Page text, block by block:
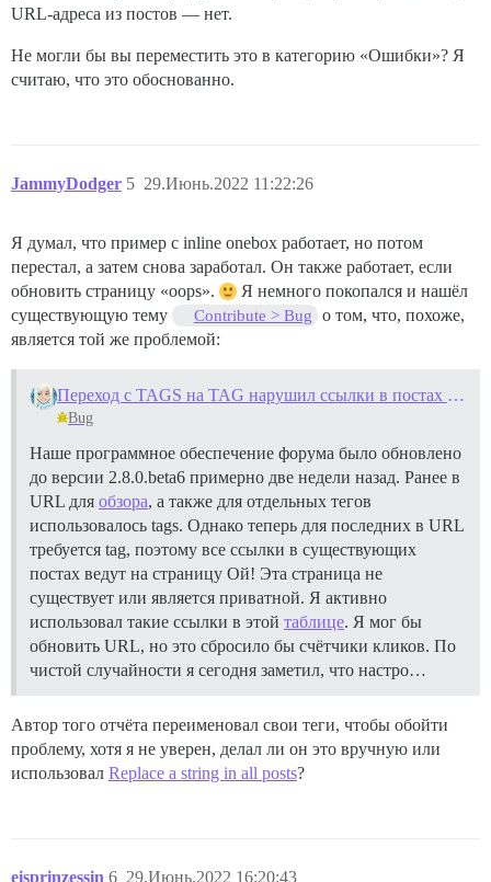
URL-адреса из постов — нет.
Не могли бы вы переместить это в категорию «Ошибки»? Я
считаю, что это обоснованно.
JammyDodger 29.Июнь.2022 11:22:26
5
Я думал, что пример с inline onebox работает, но потом
перестал, а затем снова заработал. Он также работает, если
обновить страницу «oops».
Я немного покопался и нашёл
существующую тему
Contribute > Bug
о том, что, похоже,
является той же проблемой:
Переход с TAGS на TAG нарушил ссылки в постах и функцию «Удалить неиспользуемые теги»
Bug
Наше программное обеспечение форума было обновлено
до версии 2.8.0.beta6 примерно две недели назад. Ранее в
URL для обзора, а также для отдельных тегов
использовалось tags. Однако теперь для последних в URL
требуется tag, поэтому все ссылки в существующих
постах ведут на страницу Ой! Эта страница не
существует или является приватной. Я активно
использовал такие ссылки в этой таблице. Я мог бы
обновить URL, но это сбросило бы счётчики кликов. По
чистой случайности я сегодня заметил, что настро…
Автор того отчёта переименовал свои теги, чтобы обойти
проблему, хотя я не уверен, делал ли он это вручную или
использовал Replace a string in all posts?
eisprinzessin 29.Июнь.2022 16:20:43
6